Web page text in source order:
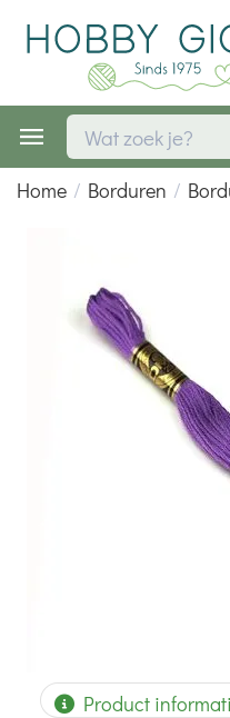
Home / Borduren /
Product